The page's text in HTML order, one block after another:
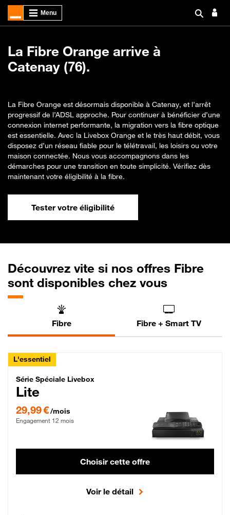
La Fibre Orange arrive à
Catenay (76).
La Fibre Orange est désormais disponible à Catenay, et l’arrêt
progressif de l’ADSL approche. Pour continuer à bénéficier d’une
connexion internet performante, la migration vers la fibre optique
est essentielle. Avec la Livebox Orange et le très haut débit, vous
disposez d’un réseau fiable pour le télétravail, les loisirs ou votre
maison connectée. Nous vous accompagnons dans les
démarches pour une transition en toute simplicité. Vérifiez dès
maintenant votre éligibilité à la fibre.
Tester votre éligibilité
Découvrez vite si nos offres Fibre
sont disponibles chez vous
Fibre Fibre + Smart TV
L'essentiel
Série Spéciale Livebox Lite Fibre
Série Spéciale Livebox
Lite
29,99 €/mois
Engagement 12 mois
Choisir cette offre
Voir le détail